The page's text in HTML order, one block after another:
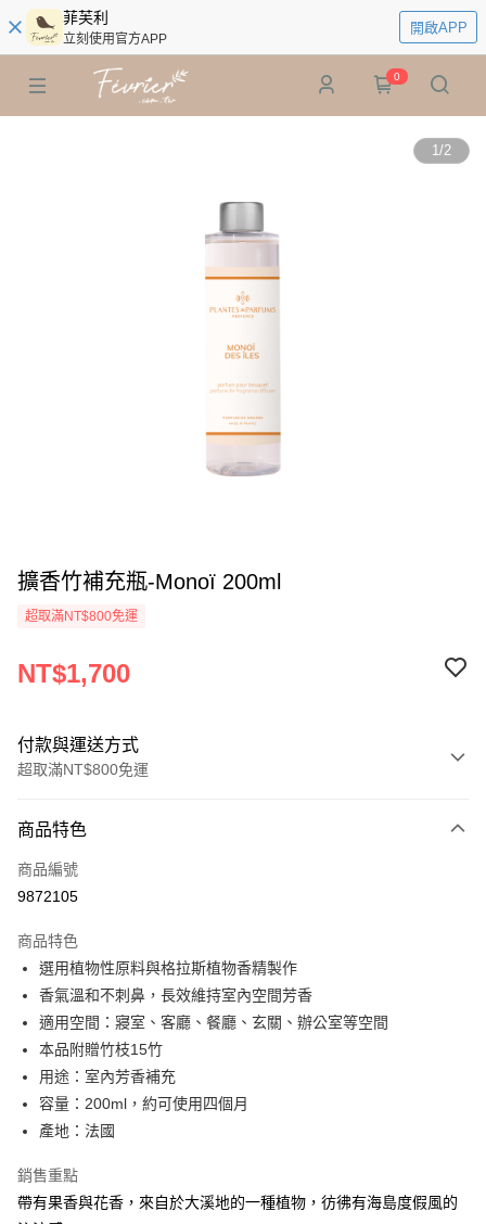
菲芙利
立刻使用官方APP
開啟APP
0
1/2
擴香竹補充瓶-Monoï 200ml
超取滿NT$800免運
NT$1,700
付款與運送方式
超取滿NT$800免運
信用卡一次付款
信用卡分期付款
合作金庫商業銀行
華南商業銀行
彰化商業銀行
上海商業儲蓄銀行
台北富邦商業銀行
國泰世華商業銀行
兆豐國際商業銀行
臺灣中小企業銀行
匯豐（台灣）商業銀行
聯邦商業銀行
元大商業銀行
玉山商業銀行
台灣樂天信用卡公司
6 期 0 利率 每期
華南商業銀行
彰化商業銀行
上海商業儲蓄銀行
台北富邦商業銀行
國泰世華商業銀行
臺灣中小企業銀行
匯豐（台灣）商業銀行
聯邦商業銀行
元大商業銀行
玉山商業銀行
台灣樂天信用卡公司
超商取貨付款
LINE Pay
Apple Pay
街口支付
商品特色
商品編號
9872105
商品特色
選用植物性原料與格拉斯植物香精製作
香氣溫和不刺鼻，長效維持室內空間芳香
適用空間：寢室、客廳、餐廳、玄關、辦公室等空間
本品附贈竹枝15竹
用途：室內芳香補充
容量：200ml，約可使用四個月
產地：法國
銷售重點
帶有果香與花香，來自於大溪地的一種植物，彷彿有海島度假風的